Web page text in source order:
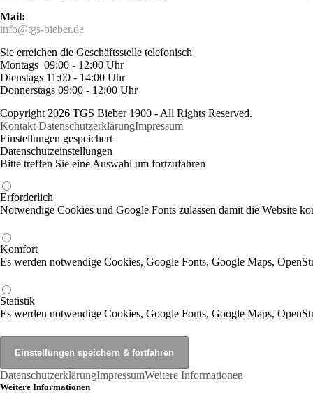
Mail:
info@tgs-bieber.de
Sie erreichen die Geschäftsstelle telefonisch
Montags 09:00 - 12:00 Uhr
Dienstags 11:00 - 14:00 Uhr
Donnerstags 09:00 - 12:00 Uhr
Copyright 2026 TGS Bieber 1900 - All Rights Reserved.
Kontakt DatenschutzerklärungImpressum
Einstellungen gespeichert
Datenschutzeinstellungen
Bitte treffen Sie eine Auswahl um fortzufahren
Erforderlich
Notwendige Cookies und Google Fonts zulassen damit die Website
Komfort
Es werden notwendige Cookies, Google Fonts, Google Maps,
Statistik
Es werden notwendige Cookies, Google Fonts, Google Maps,
DatenschutzerklärungImpressumWeitere Informationen
Weitere Informationen